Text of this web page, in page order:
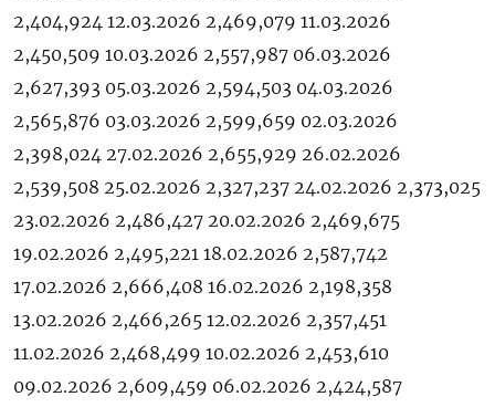
2,404,924 12.03.2026 2,469,079 11.03.2026
2,450,509 10.03.2026 2,557,987 06.03.2026
2,627,393 05.03.2026 2,594,503 04.03.2026
2,565,876 03.03.2026 2,599,659 02.03.2026
2,398,024 27.02.2026 2,655,929 26.02.2026
2,539,508 25.02.2026 2,327,237 24.02.2026 2,373,025
23.02.2026 2,486,427 20.02.2026 2,469,675
19.02.2026 2,495,221 18.02.2026 2,587,742
17.02.2026 2,666,408 16.02.2026 2,198,358
13.02.2026 2,466,265 12.02.2026 2,357,451
11.02.2026 2,468,499 10.02.2026 2,453,610
09.02.2026 2,609,459 06.02.2026 2,424,587